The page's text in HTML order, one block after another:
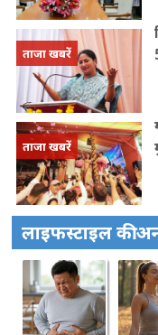
ताजा खबरें
ताजा खबरें
लाइफस्टाइल की